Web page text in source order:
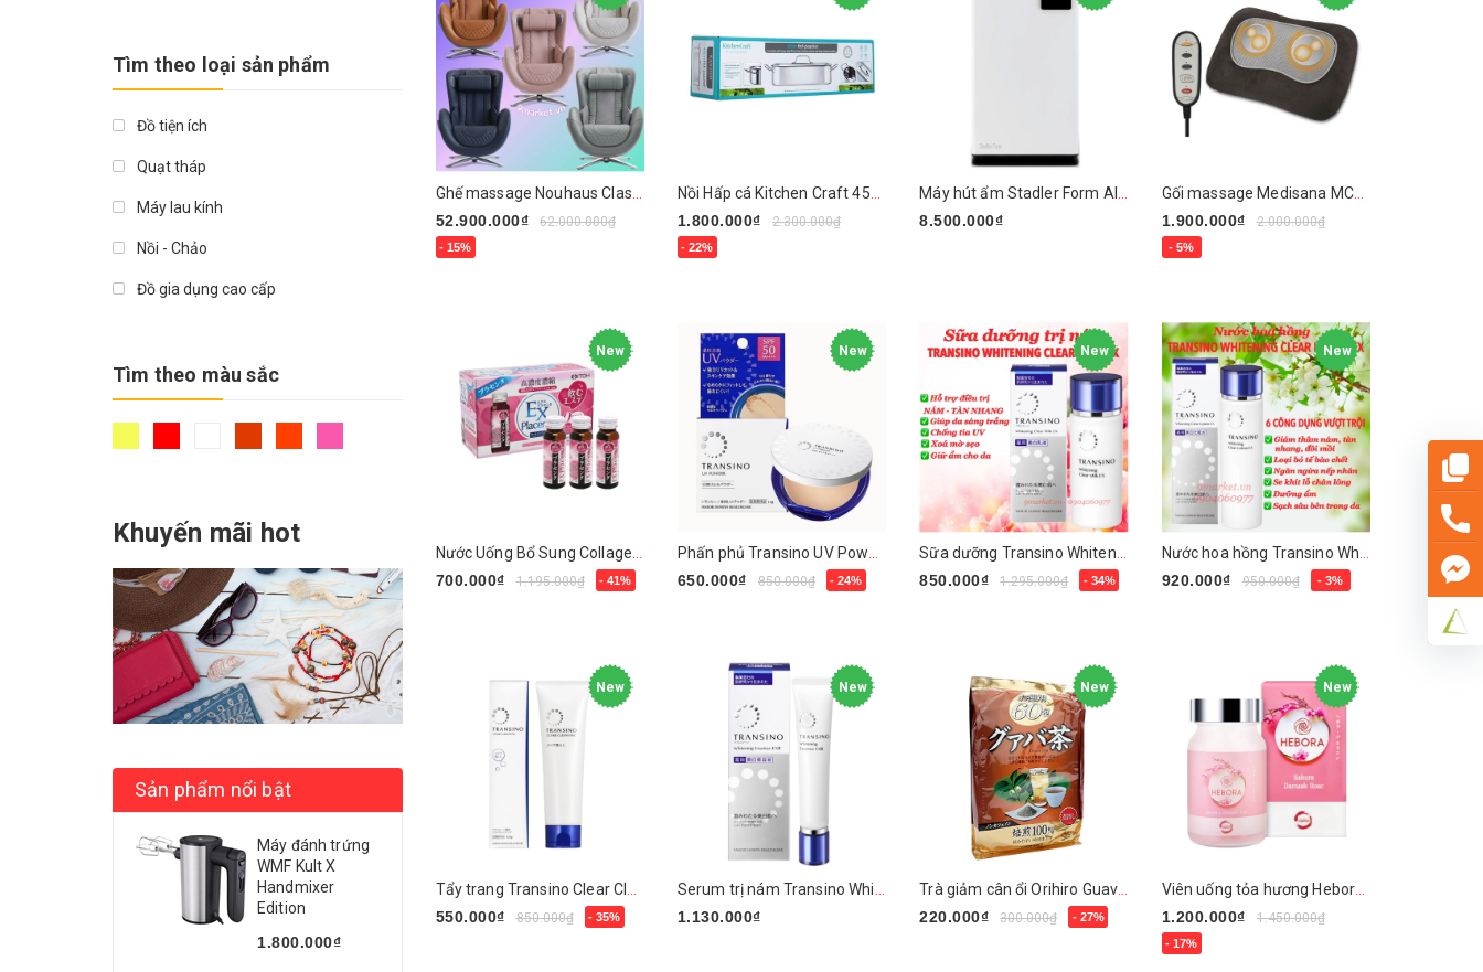
52.900.000₫
62.000.000₫
- 15%
1.800.000₫
2.300.000₫
- 22%
8.500.000₫
Gối massage Medisana MC840
1.900.000₫
2.000.000₫
- 5%
New
700.000₫
1.195.000₫ - 41%
New
650.000₫
850.000₫ - 24%
New
850.000₫
1.295.000₫ - 34%
New
920.000₫
950.000₫ - 3%
New
Tẩy trang Transino Clear Cleansing
550.000₫
850.000₫ - 35%
New
Serum trị nám Transino Whitening Essence EXII
1.130.000₫
New
Trà giảm cân ổi Orihiro Guava Tea
220.000₫
300.000₫ - 27%
New
Viên uống tỏa hương Hebora Sakura & Damask Rose
1.200.000₫
1.450.000₫
- 17%
MEDISANA
Japanwell
Refa
Naris
Pillbox
AHC
Mashiro
Hebora
Rocket Soap
Sana Tokiwa
Shu Uemura
Matsukiyo
Nipro
Chacott
Cinal
Takeda
5.000.000₫
Giá trên > 5.000.000₫
Tìm theo loại sản phẩm
Đồ tiện ích
Quạt tháp
Máy lau kính
Nồi - Chảo
Đồ gia dụng cao cấp
Ghế massage
Tăng vòng 1
Quạt phun sương
Máy hút ẩm
Thiết bị chăm sóc sức khỏe
Set dưỡng da
Bổ sung Omega3
Bánh kẹo
Đồ uống NK
Chăm sóc răng miệng
Tìm theo màu sắc
Khuyến mãi hot
Sản phẩm nổi bật
Máy đánh trứng
WMF Kult X
Handmixer
Edition
1.800.000₫